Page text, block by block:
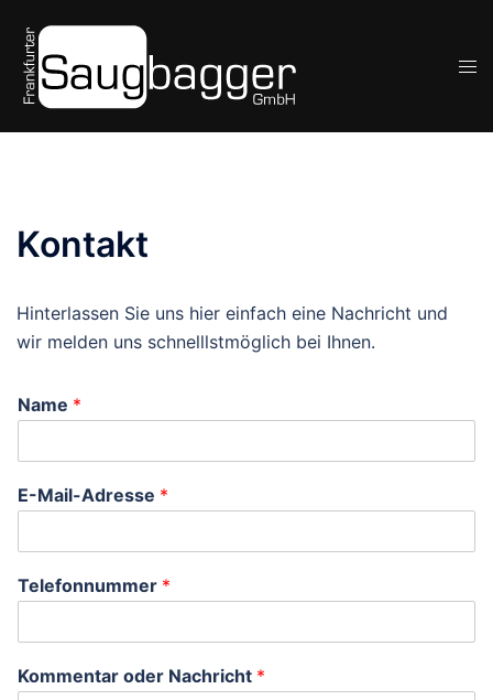
Inhalt
springen
Kontakt
Hinterlassen Sie uns hier einfach eine Nachricht und
wir melden uns schnelllstmöglich bei Ihnen.
Name *
E-Mail-Adresse *
Telefonnummer *
Kommentar oder Nachricht *